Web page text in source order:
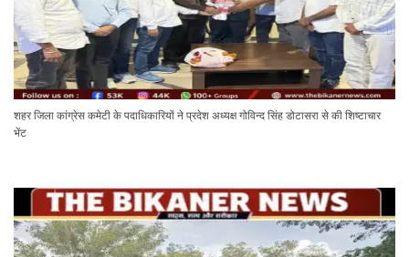
शहर जिला कांग्रेस कमेटी के पदाधिकारियों ने प्रदेश अध्यक्ष गोविन्द सिंह डोटासरा से की शिष्टाचार
भेंट